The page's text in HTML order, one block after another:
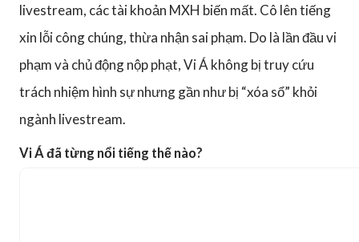
livestream, các tài khoản MXH biến mất. Cô lên tiếng
xin lỗi công chúng, thừa nhận sai phạm. Do là lần đầu vi
phạm và chủ động nộp phạt, Vi Á không bị truy cứu
trách nhiệm hình sự nhưng gần như bị “xóa sổ” khỏi
ngành livestream.
Vi Á đã từng nổi tiếng thế nào?